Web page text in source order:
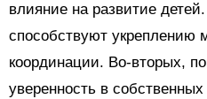
влияние на развитие
способствуют
координации. Во-вторых,
уверенность в